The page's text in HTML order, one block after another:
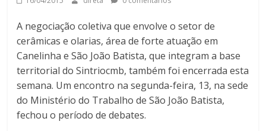
A negociação coletiva que envolve o setor de
cerâmicas e olarias, área de forte atuação em
Canelinha e São João Batista, que integram a base
territorial do Sintriocmb, também foi encerrada esta
semana. Um encontro na segunda-feira, 13, na sede
do Ministério do Trabalho de São João Batista,
fechou o período de debates.